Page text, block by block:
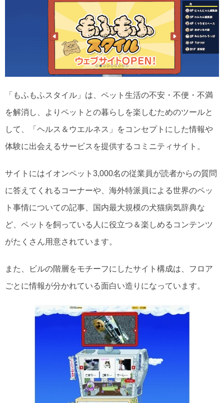
「もふもふスタイル」は、ペット生活の不安・不便・不満
を解消し、よりペットとの暮らしを楽しむためのツールと
して、「ヘルス＆ウエルネス」をコンセプトにした情報や
体験に出会えるサービスを提供するコミニティサイト。
サイトにはイオンペット3,000名の従業員が読者からの質問
に答えてくれるコーナーや、海外特派員による世界のペッ
ト事情についての記事、国内最大規模の犬猫病気辞典な
ど、ペットを飼っている人に役立つ＆楽しめるコンテンツ
がたくさん用意されています。
また、ビルの階層をモチーフにしたサイト構成は、フロア
ごとに情報が分かれている面白い造りになっています。